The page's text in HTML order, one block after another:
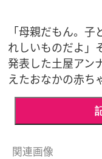
「母親だもん。
れしいものだよ」
発表した土屋アン
えたおなかの赤ち
関連画像